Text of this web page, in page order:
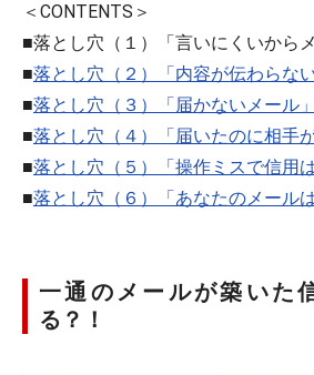
＜CONTENTS＞
■落とし穴（１）「言いにくいから
■落とし穴（２）「内容が伝わらな
■落とし穴（３）「届かないメール」
■落とし穴（４）「届いたのに相手
■落とし穴（５）「操作ミスで信用
■落とし穴（６）「あなたのメール
一通のメールが築いた
る？！